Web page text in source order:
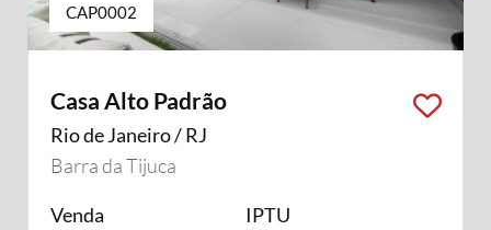
CAP0002
Casa Alto Padrão
Rio de Janeiro / RJ
Barra da Tijuca
Venda IPTU